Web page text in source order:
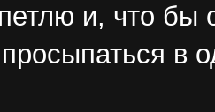
и, что бы
в